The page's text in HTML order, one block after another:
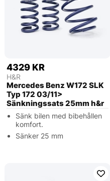
4329 KR
H&R
Mercedes Benz W172 SLK
Typ 172 03/11>
Sänkningssats 25mm h&r
Sänk bilen med bibehållen
komfort.
Sänker 25 mm